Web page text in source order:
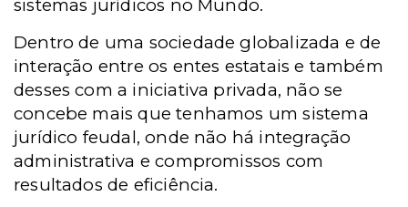
sistemas jurídicos no Mundo.
Dentro de uma sociedade globalizada e de
interação entre os entes estatais e também
desses com a iniciativa privada, não se
concebe mais que tenhamos um sistema
jurídico feudal, onde não há integração
administrativa e compromissos com
resultados de eficiência.